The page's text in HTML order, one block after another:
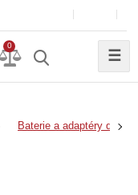
0
☰
Baterie a adaptéry do